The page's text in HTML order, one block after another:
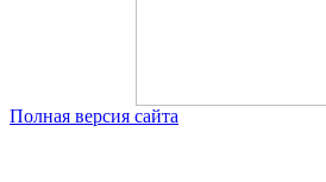
Полная версия сайта